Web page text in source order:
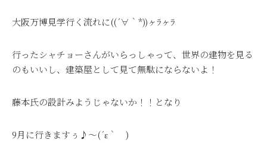
大阪万博見学行く流れに((´∀｀*))ヶﾗヶﾗ
行ったシャチョーさんがいらっしゃって、世界の建物を見る
のもいいし、建築屋として見て無駄にならないよ！
藤本氏の設計みようじゃないか！！となり
9月に行きますぅ♪～(´ε｀ )